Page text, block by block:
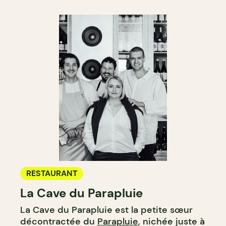
RESTAURANT
La Cave du Parapluie
La Cave du Parapluie est la petite sœur
décontractée du Parapluie, nichée juste à